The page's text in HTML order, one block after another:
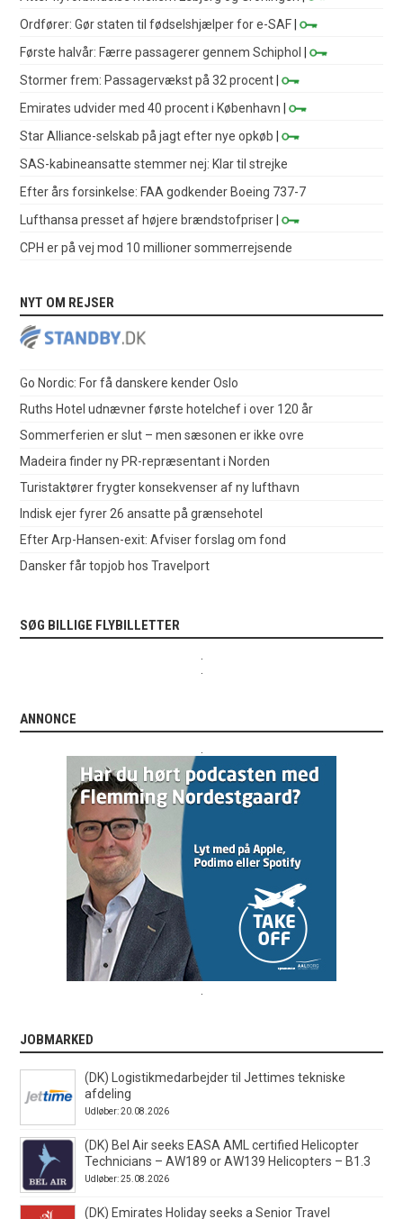
Ordfører: Gør staten til fødselshjælper for e-SAF |
Første halvår: Færre passagerer gennem Schiphol
|
Stormer frem: Passagervækst på 32 procent |
Emirates udvider med 40 procent i København |
Star Alliance-selskab på jagt efter nye opkøb |
SAS-kabineansatte stemmer nej: Klar til strejke
Efter års forsinkelse: FAA godkender Boeing 737-7
Lufthansa presset af højere brændstofpriser |
CPH er på vej mod 10 millioner sommerrejsende
NYT OM REJSER
Go Nordic: For få danskere kender Oslo
Ruths Hotel udnævner første hotelchef i over 120 år
Sommerferien er slut – men sæsonen er ikke ovre
Madeira finder ny PR-repræsentant i Norden
Turistaktører frygter konsekvenser af ny lufthavn
Indisk ejer fyrer 26 ansatte på grænsehotel
Efter Arp-Hansen-exit: Afviser forslag om fond
Dansker får topjob hos Travelport
SØG BILLIGE FLYBILLETTER
ANNONCE
JOBMARKED
(DK) Logistikmedarbejder til Jettimes tekniske
afdeling
Udløber: 20.08.2026
(DK) Bel Air seeks EASA AML certified Helicopter
Technicians – AW189 or AW139 Helicopters – B1.3
Udløber: 25.08.2026
(DK) Emirates Holiday seeks a Senior Travel